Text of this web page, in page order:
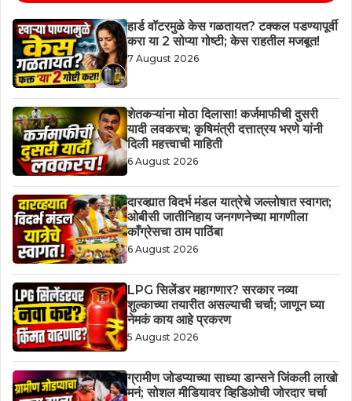
हार्ड वॉटरमुळे केस गळतायत? टक्कल पडण्यापूर्वी
करा या 2 सोप्या गोष्टी; केस राहतील मजबूत!
7 August 2026
शेतकऱ्यांना मोठा दिलासा! कर्जमाफीची दुसरी
यादी लवकरच; कृषिमंत्री दत्तात्रय भरणे यांनी
दिली महत्त्वाची माहिती
6 August 2026
दारव्ह्यात विदर्भ मंडल यात्रेचे जल्लोषात स्वागत;
ओबीसी जातीनिहाय जनगणनेच्या मागणीला
काँग्रेसचा ठाम पाठिंबा
6 August 2026
LPG सिलेंडर महागणार? सरकार नव्या
शुल्काच्या तयारीत असल्याची चर्चा; जाणून घ्या
नेमकं काय आहे प्रकरण
5 August 2026
ग्रामीण जोडप्याच्या साध्या डान्सने जिंकली लाखो
मनं; सोशल मीडियावर व्हिडिओची जोरदार चर्चा